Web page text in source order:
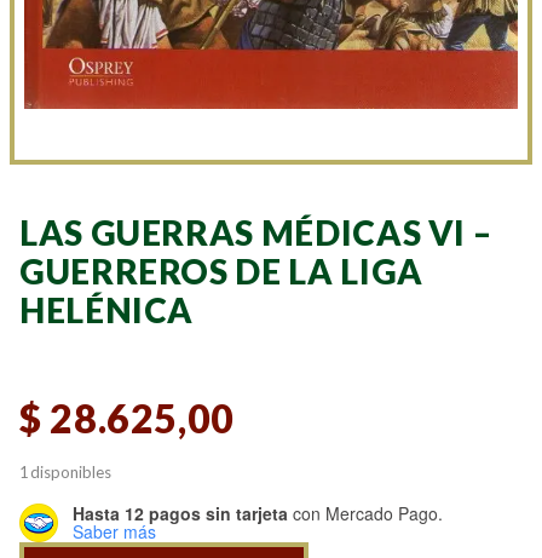
LAS GUERRAS MÉDICAS VI –
GUERREROS DE LA LIGA
HELÉNICA
$ 28.625,00
1 disponibles
Hasta 12 pagos sin tarjeta con Mercado Pago.
Saber más